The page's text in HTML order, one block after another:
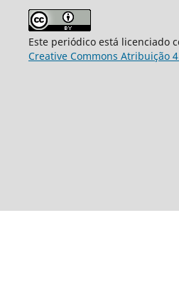
Este periódico está licenciado
Creative Commons Atribuição